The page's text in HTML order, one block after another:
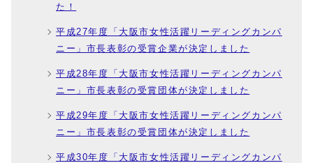
た！
平成27年度「大阪市女性活躍リーディングカンパ
ニー」市長表彰の受賞企業が決定しました
平成28年度「大阪市女性活躍リーディングカンパ
ニー」市長表彰の受賞団体が決定しました
平成29年度「大阪市女性活躍リーディングカンパ
ニー」市長表彰の受賞団体が決定しました
平成30年度「大阪市女性活躍リーディングカンパ